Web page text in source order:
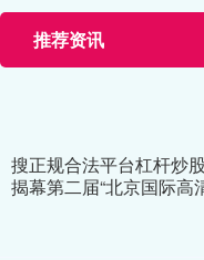
推荐资讯
搜正规合法平台杠杆炒
揭幕第二届“北京国际高